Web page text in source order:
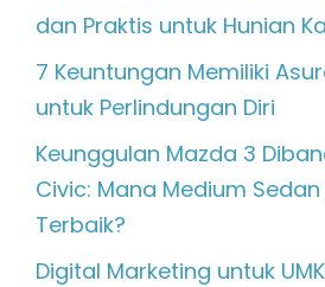
dan Praktis untuk Hunian
7 Keuntungan Memiliki
untuk Perlindungan Diri
Keunggulan Mazda 3
Civic: Mana Medium
Terbaik?
Digital Marketing untuk